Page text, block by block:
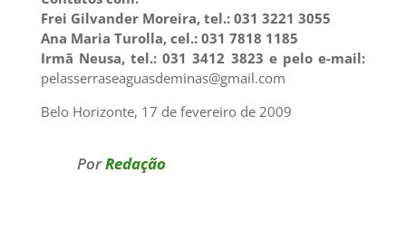
Frei Gilvander Moreira, tel.: 031 3221 3055
Ana Maria Turolla, cel.: 031 7818 1185
Irmã Neusa, tel.: 031 3412 3823 e pelo e-mail:
pelasserraseaguasdeminas@gmail.com
Belo Horizonte, 17 de fevereiro de 2009
PorRedação